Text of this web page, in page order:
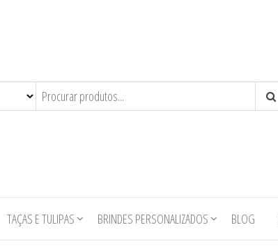
TAÇAS E TULIPAS BRINDES PERSONALIZADOS BLOG